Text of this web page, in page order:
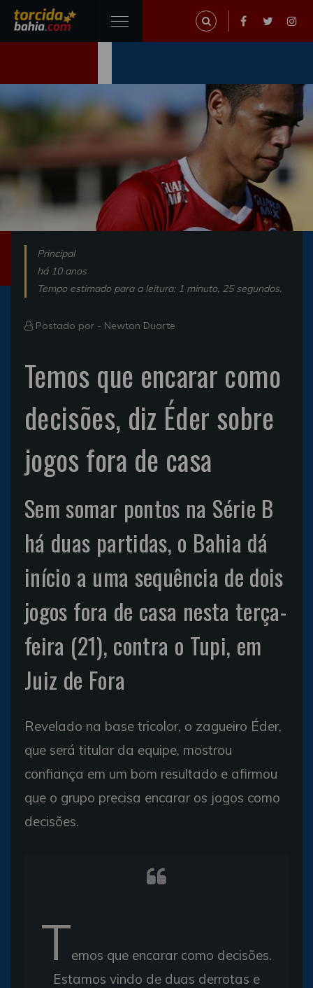
Principal
há 10 anos
Tempo estimado para a leitura: 1 minuto, 25 segundos.
Postado por - Newton Duarte
Temos que encarar como
decisões, diz Éder sobre
jogos fora de casa
Sem somar pontos na Série B
há duas partidas, o Bahia dá
início a uma sequência de dois
jogos fora de casa nesta terça-
feira (21), contra o Tupi, em
Juiz de Fora
Revelado na base tricolor, o zagueiro Éder,
que será titular da equipe, mostrou
confiança em um bom resultado e afirmou
que o grupo precisa encarar os jogos como
decisões.
Temos que encarar como decisões.
Estamos vindo de duas derrotas e